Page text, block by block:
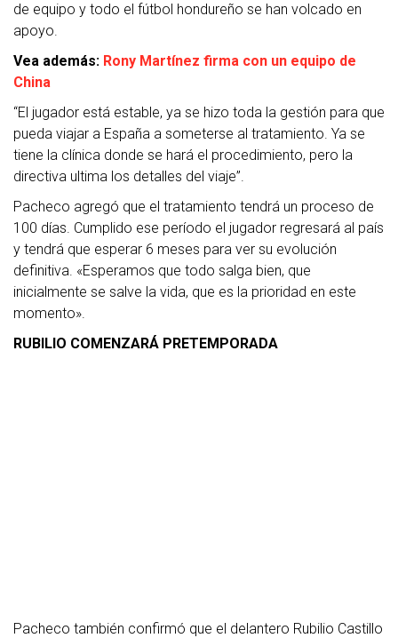
de equipo y todo el fútbol hondureño se han volcado en
apoyo.
Vea además: Rony Martínez firma con un equipo de
China
“El jugador está estable, ya se hizo toda la gestión para que
pueda viajar a España a someterse al tratamiento. Ya se
tiene la clínica donde se hará el procedimiento, pero la
directiva ultima los detalles del viaje”.
Pacheco agregó que el tratamiento tendrá un proceso de
100 días. Cumplido ese período el jugador regresará al país
y tendrá que esperar 6 meses para ver su evolución
definitiva. «Esperamos que todo salga bien, que
inicialmente se salve la vida, que es la prioridad en este
momento».
RUBILIO COMENZARÁ PRETEMPORADA
Pacheco también confirmó que el delantero Rubilio Castillo